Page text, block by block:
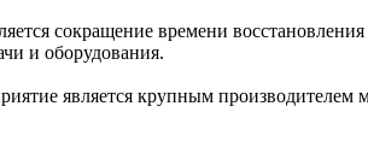
сокращение времени
и оборудования.
является крупным производителем